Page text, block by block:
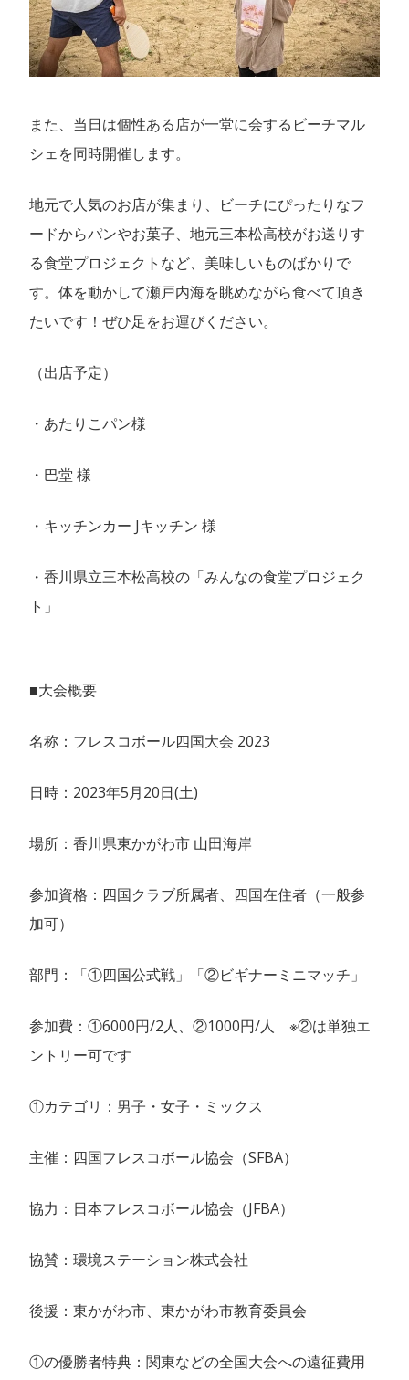
また、当日は個性ある店が一堂に会するビーチマル
シェを同時開催します。
地元で人気のお店が集まり、ビーチにぴったりなフ
ードからパンやお菓子、地元三本松高校がお送りす
る食堂プロジェクトなど、美味しいものばかりで
す。体を動かして瀬戸内海を眺めながら食べて頂き
たいです！ぜひ足をお運びください。
（出店予定）
・あたりこパン様
・巴堂 様
・キッチンカー Jキッチン 様
・香川県立三本松高校の「みんなの食堂プロジェク
ト」
■大会概要
名称：フレスコボール四国大会 2023
日時：2023年5月20日(土)
場所：香川県東かがわ市 山田海岸
参加資格：四国クラブ所属者、四国在住者（一般参
加可）
部門：「①四国公式戦」「②ビギナーミニマッチ」
参加費：①6000円/2人、②1000円/人 ※②は単独エ
ントリー可です
①カテゴリ：男子・女子・ミックス
主催：四国フレスコボール協会（SFBA）
協力：日本フレスコボール協会（JFBA）
協賛：環境ステーション株式会社
後援：東かがわ市、東かがわ市教育委員会
①の優勝者特典：関東などの全国大会への遠征費用